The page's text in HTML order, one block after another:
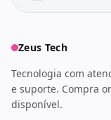
Zeus Tech
Tecnologia com
e suporte. Compra
disponível.